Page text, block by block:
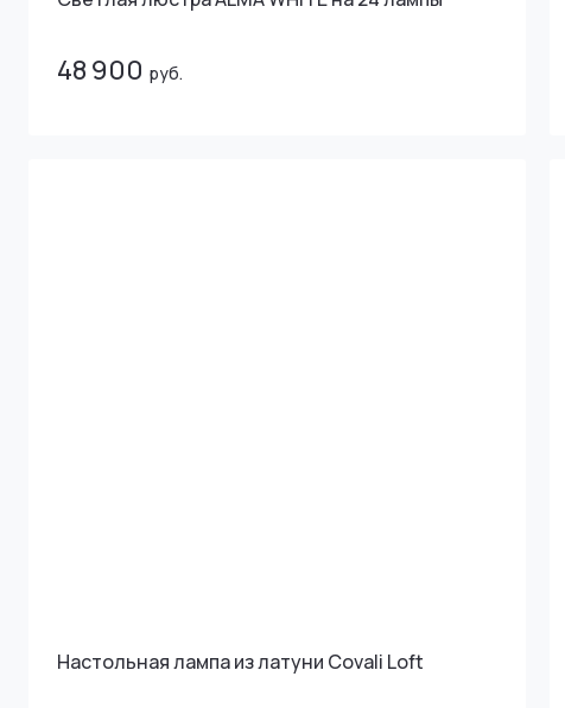
48 900 руб.
Настольная лампа из латуни Covali Loft